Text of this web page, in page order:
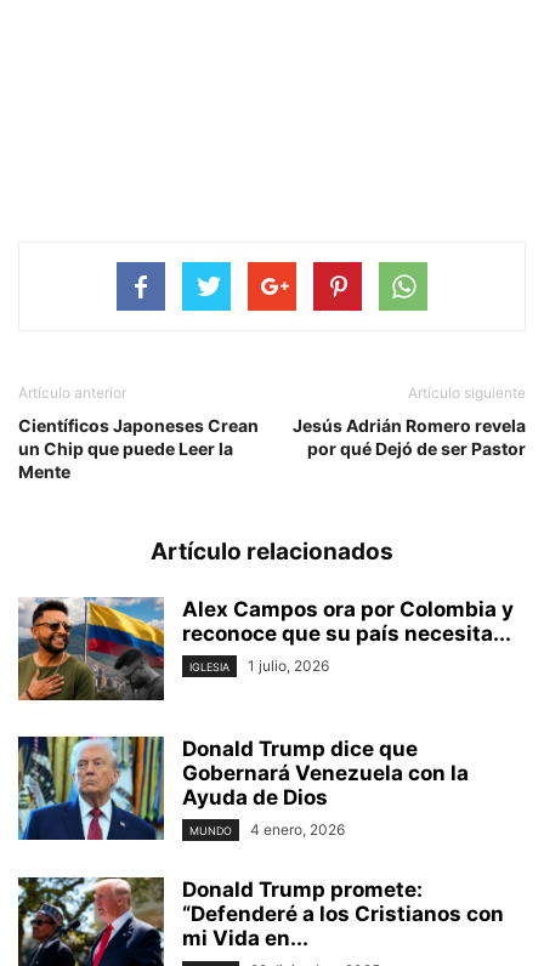
Artículo anterior
Científicos Japoneses Crean
un Chip que puede Leer la
Mente
Artículo siguiente
Jesús Adrián Romero revela
por qué Dejó de ser Pastor
Artículo relacionados
Alex Campos ora por Colombia y
reconoce que su país necesita...
IGLESIA 1 julio, 2026
Donald Trump dice que
Gobernará Venezuela con la
Ayuda de Dios
MUNDO 4 enero, 2026
Donald Trump promete:
“Defenderé a los Cristianos con
mi Vida en...